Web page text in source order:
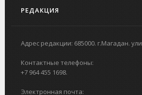
РЕДАКЦИЯ
Адрес редакции: 685000. г.Магадан.
Контактные телефоны:
+7 964 455 1698.
Электронная почта: